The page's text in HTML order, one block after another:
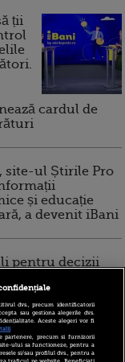
ții
cardul de
site-ul Știrile Pro
și educație
a devenit iBani
pentru decizii
dvs., precum identificatorii
sau gestiona alegerile dvs.
Aceste alegeri vor fi
partenere, precum si furnizorii
ului sa functioneze, pentru a
si/sau profilul dvs., pentru a